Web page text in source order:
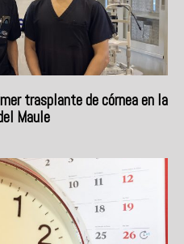
trasplante de córnea en la
Maule